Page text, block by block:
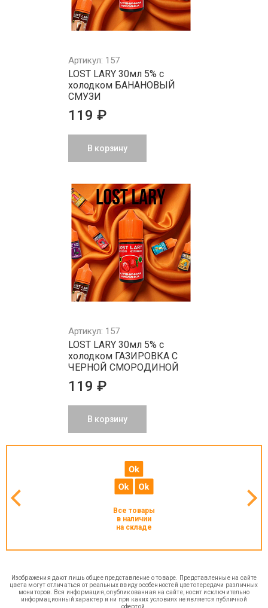
Артикул: 157
LOST LARY 30мл 5% с
холодком БАНАНОВЫЙ
СМУЗИ
119 ₽
В корзину
Артикул: 157
LOST LARY 30мл 5% с
холодком ГАЗИРОВКА С
ЧЕРНОЙ СМОРОДИНОЙ
119 ₽
В корзину
Все товары
в наличии
на складе
Изображения дают лишь общее представление о товаре. Представленные на сайте
цвета могут отличаться от реальных ввиду особенностей цветопередачи различных
мониторов. Вся информация, опубликованная на сайте, носит исключительно
информационный характер и ни при каких условиях не является публичной
офертой.